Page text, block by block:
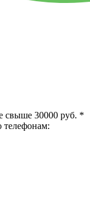
свыше 30000 руб. *
телефонам: